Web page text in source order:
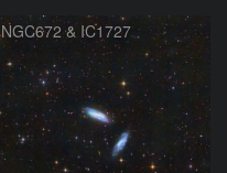
NGC672 & IC1727